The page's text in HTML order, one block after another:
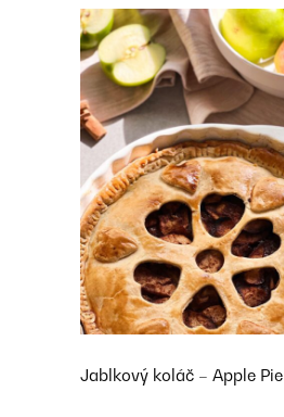
Jablkový koláč – Apple Pie